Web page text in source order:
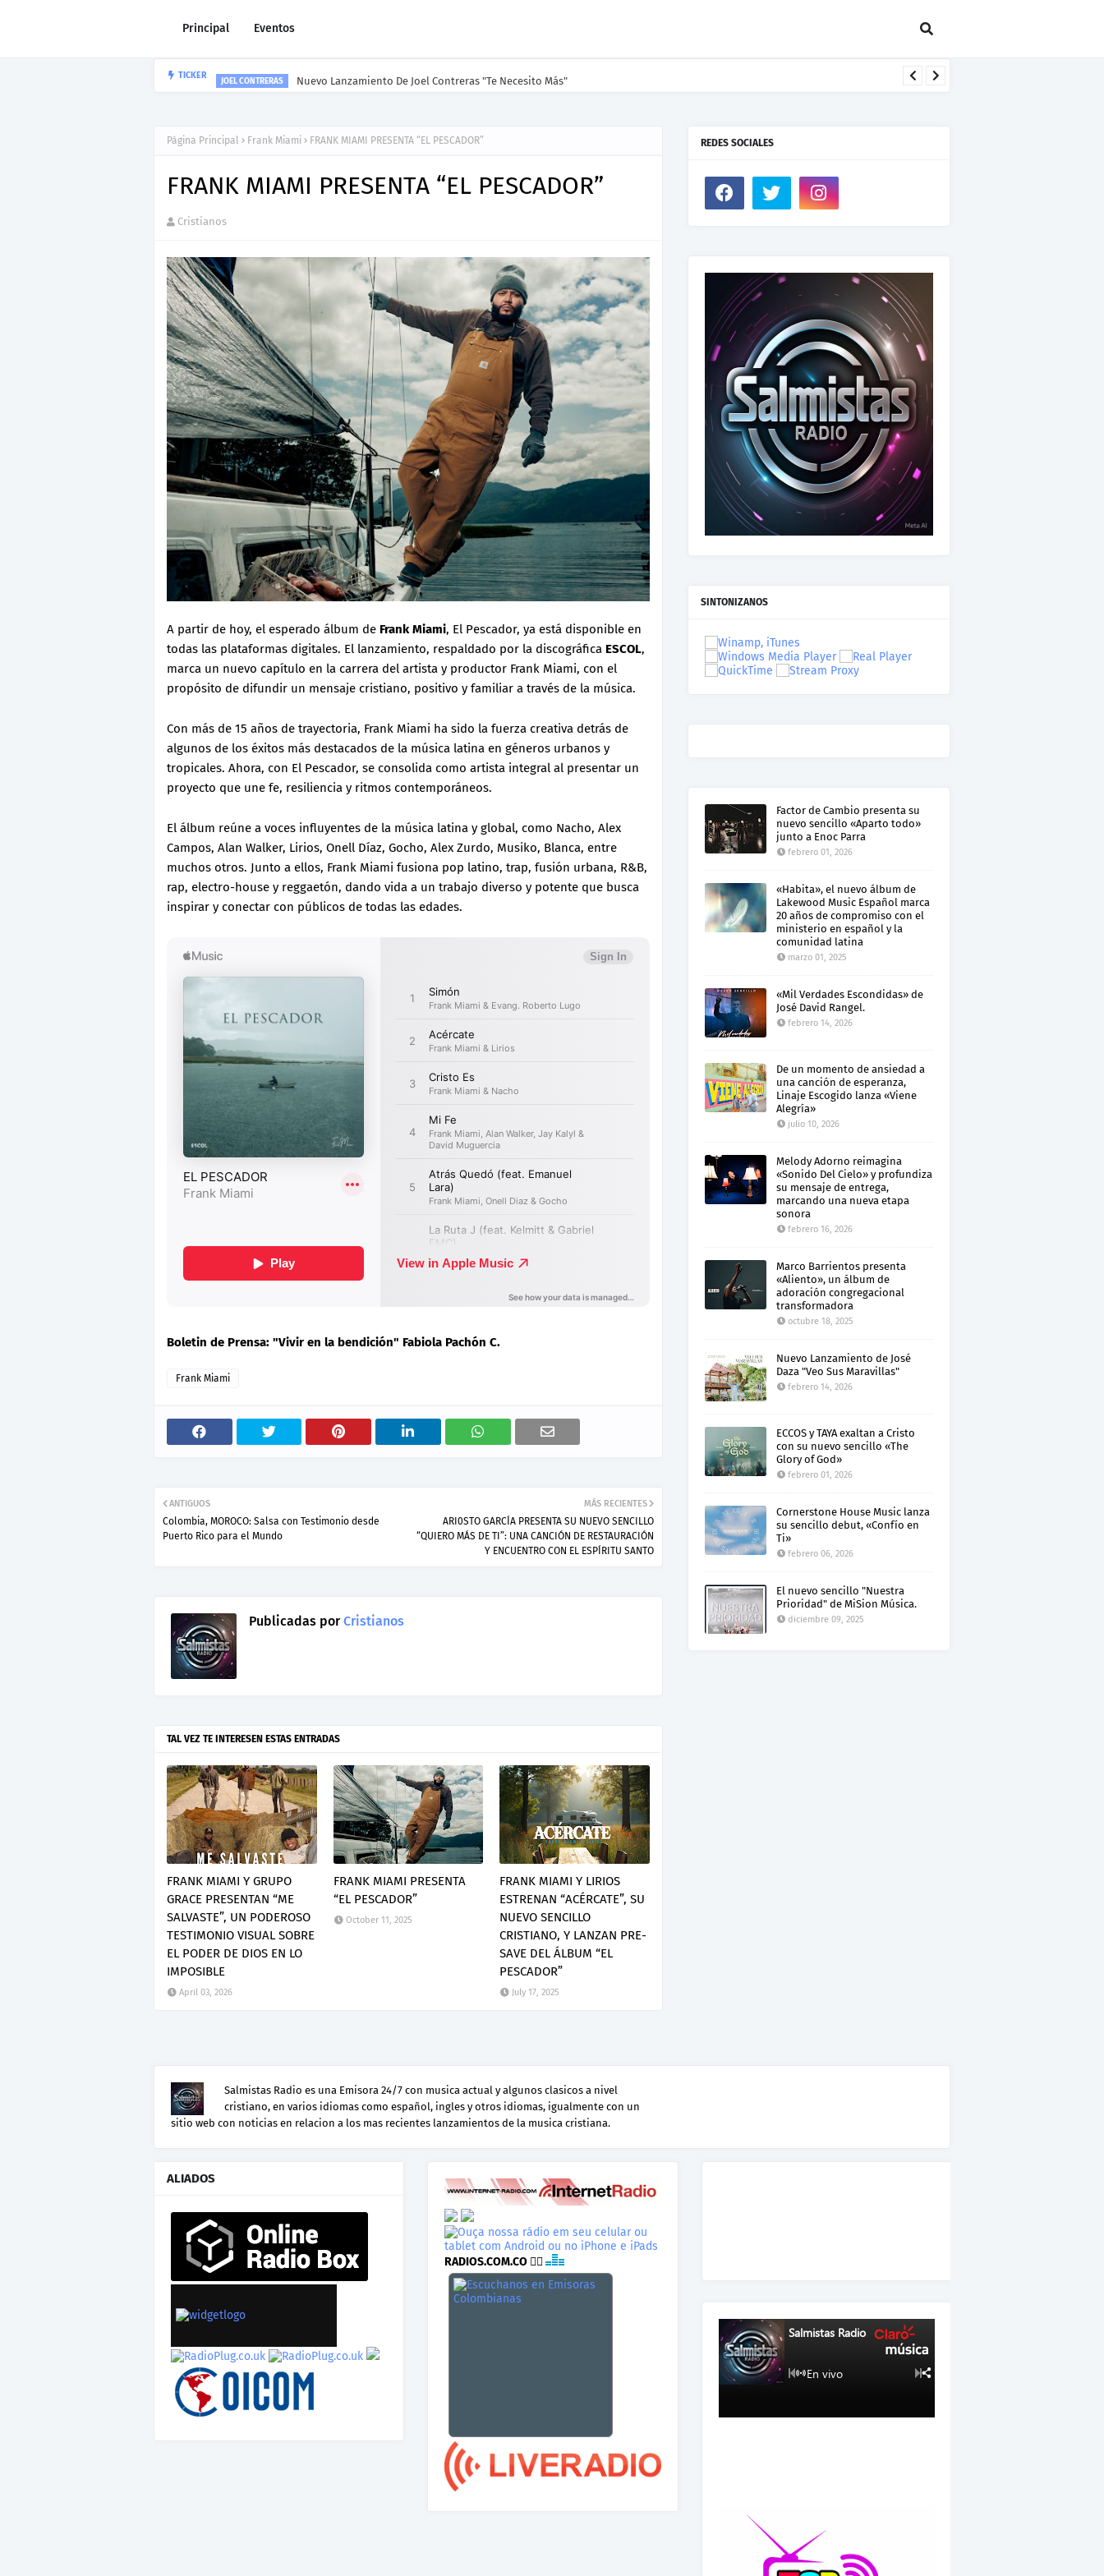
Principal Eventos
TICKER JOEL CONTRERAS Nuevo Lanzamiento De Joel Contreras "Te Necesito Más"
Página Principal Frank Miami FRANK MIAMI PRESENTA “EL PESCADOR”
FRANK MIAMI PRESENTA “EL PESCADOR”
Cristianos
A partir de hoy, el esperado álbum de Frank Miami, El Pescador, ya está disponible en
todas las plataformas digitales. El lanzamiento, respaldado por la discográfica ESCOL,
marca un nuevo capítulo en la carrera del artista y productor Frank Miami, con el
propósito de difundir un mensaje cristiano, positivo y familiar a través de la música.
Con más de 15 años de trayectoria, Frank Miami ha sido la fuerza creativa detrás de
algunos de los éxitos más destacados de la música latina en géneros urbanos y
tropicales. Ahora, con El Pescador, se consolida como artista integral al presentar un
proyecto que une fe, resiliencia y ritmos contemporáneos.
El álbum reúne a voces influyentes de la música latina y global, como Nacho, Alex
Campos, Alan Walker, Lirios, Onell Díaz, Gocho, Alex Zurdo, Musiko, Blanca, entre
muchos otros. Junto a ellos, Frank Miami fusiona pop latino, trap, fusión urbana, R&B,
rap, electro-house y reggaetón, dando vida a un trabajo diverso y potente que busca
inspirar y conectar con públicos de todas las edades.
Boletin de Prensa: "Vivir en la bendición" Fabiola Pachón C.
Frank Miami
MÁS RECIENTES
ARI0STO GARCÍA PRESENTA SU NUEVO SENCILLO
“QUIERO MÁS DE TI”: UNA CANCIÓN DE RESTAURACIÓN
Y ENCUENTRO CON EL ESPÍRITU SANTO
ANTIGUOS
Colombia, MOROCO: Salsa con Testimonio desde
Puerto Rico para el Mundo
Publicadas porCristianos
TAL VEZ TE INTERESEN ESTAS ENTRADAS
FRANK MIAMI Y GRUPO
GRACE PRESENTAN “ME
SALVASTE”, UN PODEROSO
TESTIMONIO VISUAL SOBRE
EL PODER DE DIOS EN LO
IMPOSIBLE
April 03, 2026
FRANK MIAMI PRESENTA
“EL PESCADOR”
October 11, 2025
FRANK MIAMI Y LIRIOS
ESTRENAN “ACÉRCATE”, SU
NUEVO SENCILLO
CRISTIANO, Y LANZAN PRE-
SAVE DEL ÁLBUM “EL
PESCADOR”
July 17, 2025
REDES SOCIALES
SINTONIZANOS
Factor de Cambio presenta su
nuevo sencillo «Aparto todo»
junto a Enoc Parra
febrero 01, 2026
«Habita», el nuevo álbum de
Lakewood Music Español marca
20 años de compromiso con el
ministerio en español y la
comunidad latina
marzo 01, 2025
«Mil Verdades Escondidas» de
José David Rangel.
febrero 14, 2026
De un momento de ansiedad a
una canción de esperanza,
Linaje Escogido lanza «Viene
Alegría»
julio 10, 2026
Melody Adorno reimagina
«Sonido Del Cielo» y profundiza
su mensaje de entrega,
marcando una nueva etapa
sonora
febrero 16, 2026
Marco Barrientos presenta
«Aliento», un álbum de
adoración congregacional
transformadora
octubre 18, 2025
Nuevo Lanzamiento de José
Daza "Veo Sus Maravillas"
febrero 14, 2026
ECCOS y TAYA exaltan a Cristo
con su nuevo sencillo «The
Glory of God»
febrero 01, 2026
Cornerstone House Music lanza
su sencillo debut, «Confío en
Ti»
febrero 06, 2026
El nuevo sencillo "Nuestra
Prioridad" de MiSion Música.
diciembre 09, 2025
Salmistas Radio es una Emisora 24/7 con musica actual y algunos clasicos a nivel
cristiano, en varios idiomas como español, ingles y otros idiomas, igualmente con un
sitio web con noticias en relacion a los mas recientes lanzamientos de la musica cristiana.
ALIADOS
RADIOS.COM.CO 👉🏾